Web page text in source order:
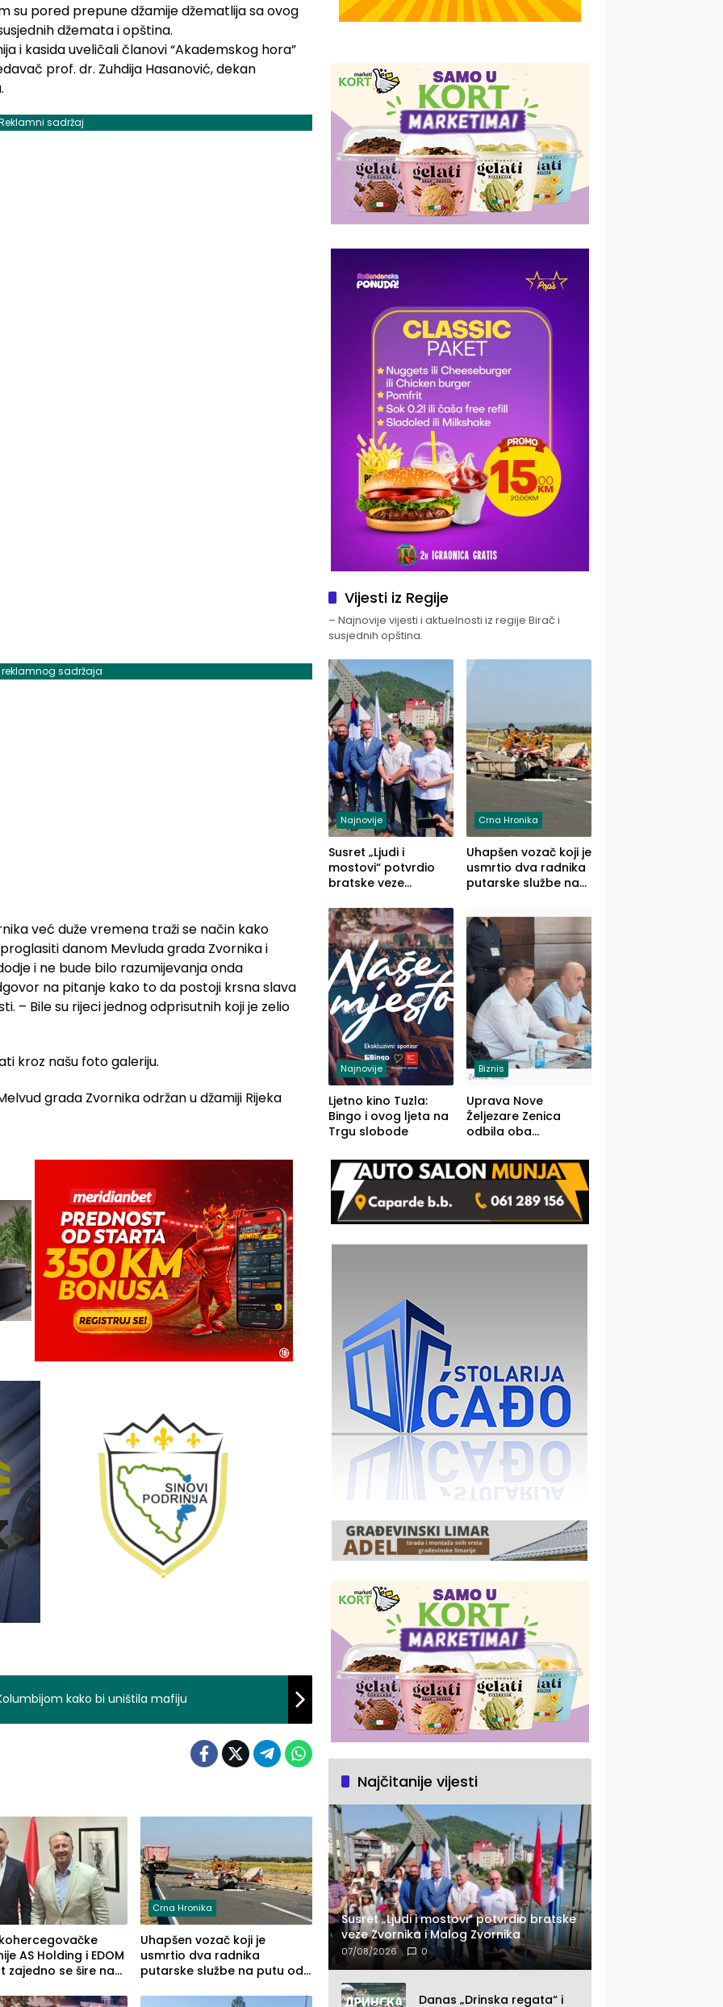
su pored prepune džamije džematlija sa ovog
džemata i opština.
i kasida uveličali članovi “Akademskog hora”
prof. dr. Zuhdija Hasanović, dekan
sadržaj
reklamnog sadržaja
već duže vremena traži se način kako
danom Mevluda grada Zvornika i
i ne bude bilo razumijevanja onda
na pitanje kako to da postoji krsna slava
– Bile su rijeci jednog odprisutnih koji je zelio
kroz našu foto galeriju.
kako bi uništila mafiju
AS Holding i EDOM
zajedno se šire na
Crna Hronika
Uhapšen vozač koji je
usmrtio dva radnika
putarske službe na putu od
(FOTO)
Vijesti iz Regije
– Najnovije vijesti i aktuelnosti iz regije Birač i
susjednih opština.
Najnovije
Susret „Ljudi i
mostovi“ potvrdio
bratske veze
Zvornika
Crna Hronika
Uhapšen vozač koji je
usmrtio dva radnika
putarske službe na
prema Šapcu
(FOTO)
Najnovije
Ljetno kino Tuzla:
Bingo i ovog ljeta na
Trgu slobode
Biznis
Uprava Nove
Željezare Zenica
odbila oba
FBiH: Ustrajni da je
stečaj jedino rješenje
Najčitanije vijesti
Susret „Ljudi i mostovi“ potvrdio bratske
veze Zvornika i Malog Zvornika
07/08/2026 0
Danas „Drinska regata“ i